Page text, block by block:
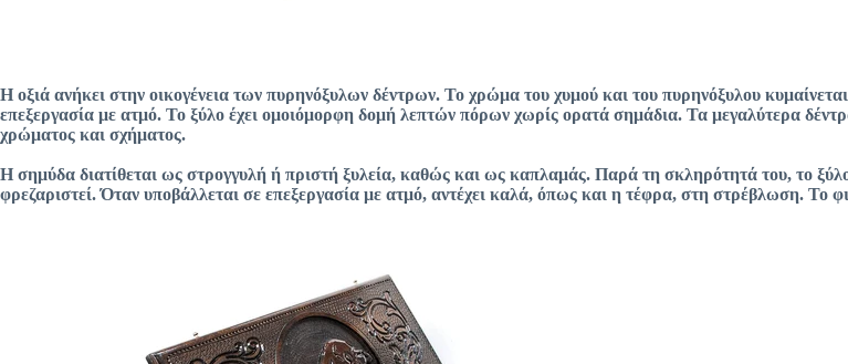
Η οξιά ανήκει στην οικογένεια των πυρηνόξυλων δέντρων. Το χρώμα του χυμού και του πυρηνόξυλου
επεξεργασία με ατμό. Το ξύλο έχει ομοιόμορφη δομή λεπτών πόρων χωρίς ορατά σημάδια. Τα μεγαλύτερα
χρώματος και σχήματος.
Η σημύδα διατίθεται ως στρογγυλή ή πριστή ξυλεία, καθώς και ως καπλαμάς. Παρά τη σκληρότητά του, το
φρεζαριστεί. Όταν υποβάλλεται σε επεξεργασία με ατμό, αντέχει καλά, όπως και η τέφρα, στη στρέβλωση. Το